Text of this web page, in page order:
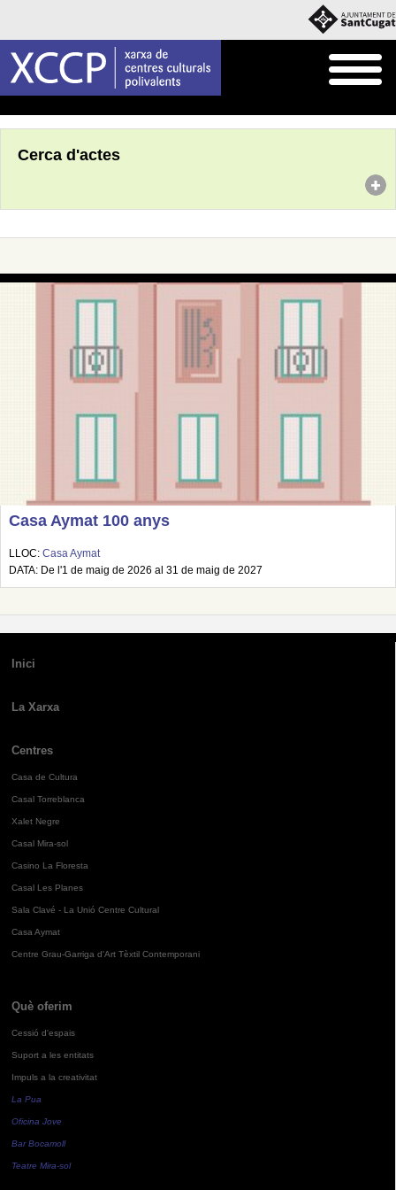
Cerca d'actes
Casa Aymat 100 anys
LLOC: Casa Aymat
DATA: De l'1 de maig de 2026 al 31 de maig de 2027
Inici
La Xarxa
Centres
Casa de Cultura
Casal Torreblanca
Xalet Negre
Casal Mira-sol
Casino La Floresta
Casal Les Planes
Sala Clavé - La Unió Centre Cultural
Casa Aymat
Centre Grau-Garriga d'Art Tèxtil Contemporani
Què oferim
Cessió d'espais
Suport a les entitats
Impuls a la creativitat
La Pua
Oficina Jove
Bar Bocamoll
Teatre Mira-sol